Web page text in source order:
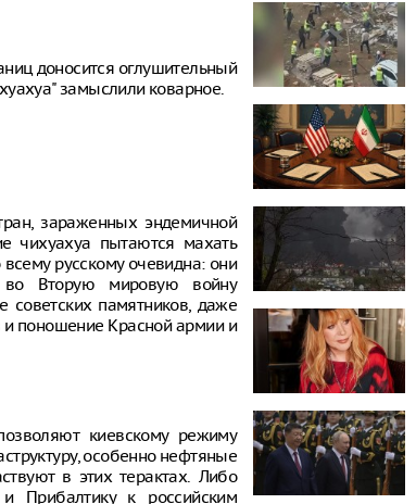
доносится оглушительный
замыслили коварное.
зараженных эндемичной
чихуахуа пытаются махать
русскому очевидна: они
во Вторую мировую войну
советских памятников, даже
поношение Красной армии и
киевскому режиму
особенно нефтяные
в этих терактах. Либо
Прибалтику к российским